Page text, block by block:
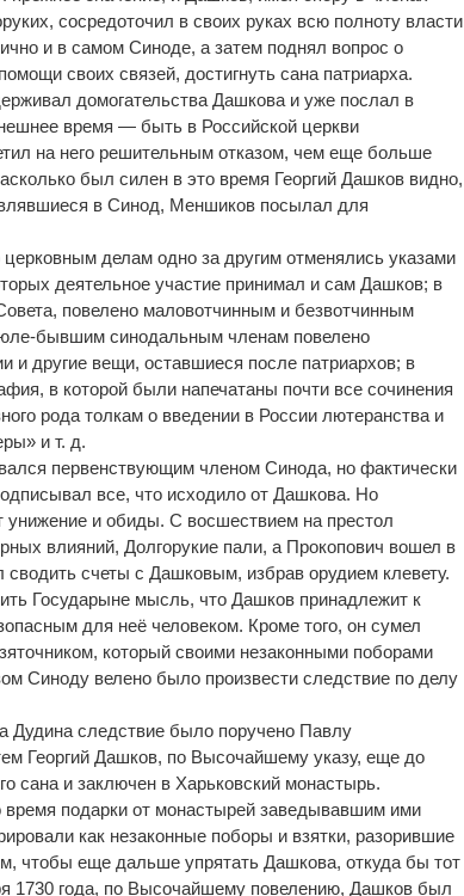
сосредоточил в своих руках всю полноту власти
и в самом Синоде, а затем поднял вопрос о
своих связей, достигнуть сана патриарха.
домогательства Дашкова и уже послал в
время — быть в Российской церкви
на него решительным отказом, чем еще больше
был силен в это время Георгий Дашков видно,
в Синод, Меншиков посылал для
делам одно за другим отменялись указами
деятельное участие принимал и сам Дашков; в
повелено маловотчинным и безвотчинным
бывшим синодальным членам повелено
и другие вещи, оставшиеся после патриархов; в
в которой были напечатаны почти все сочинения
рода толкам о введении в России лютеранства и
и т. д.
первенствующим членом Синода, но фактически
все, что исходило от Дашкова. Но
и обиды. С восшествием на престол
влияний, Долгорукие пали, а Прокопович вошел в
счеты с Дашковым, избрав орудием клевету.
Государыне мысль, что Дашков принадлежит к
для неё человеком. Кроме того, он сумел
который своими незаконными поборами
Синоду велено было произвести следствие по делу
Дудина следствие было поручено Павлу
Георгий Дашков, по Высочайшему указу, еще до
сана и заключен в Харьковский монастырь.
подарки от монастырей заведывавшим ими
как незаконные поборы и взятки, разорившие
чтобы еще дальше упрятать Дашкова, откуда бы тот
1730 года, по Высочайшему повелению, Дашков был